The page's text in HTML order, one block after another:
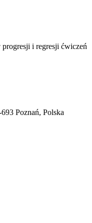
i regresji ćwiczeń
Poznań, Polska